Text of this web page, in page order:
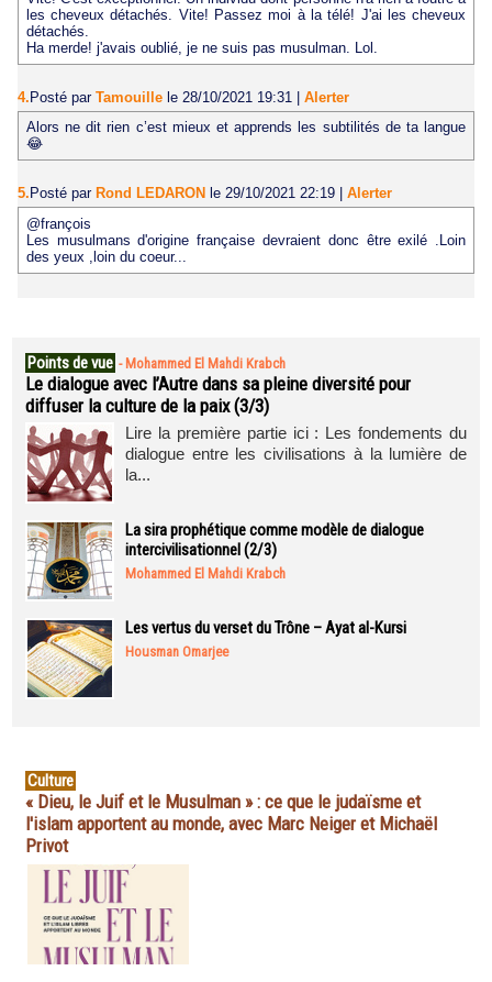
les cheveux détachés. Vite! Passez moi à la télé! J'ai les cheveux
détachés.
Ha merde! j'avais oublié, je ne suis pas musulman. Lol.
4.Posté par Tamouille le 28/10/2021 19:31 | Alerter
Alors ne dit rien c’est mieux et apprends les subtilités de ta langue
😂
5. Posté par Rond LEDARON le 29/10/2021 22:19
Alerter
@françois
Les musulmans d'origine française devraient donc être exilé .Loin
des yeux ,loin du coeur...
Points de vue - Mohammed El Mahdi Krabch
Le dialogue avec l’Autre dans sa pleine diversité pour
diffuser la culture de la paix (3/3)
Lire la première partie ici : Les fondements du
dialogue entre les civilisations à la lumière de
la...
La sira prophétique comme modèle de dialogue
intercivilisationnel (2/3)
Mohammed El Mahdi Krabch
Les vertus du verset du Trône – Ayat al-Kursi
Housman Omarjee
Culture
« Dieu, le Juif et le Musulman » : ce que le judaïsme et
l'islam apportent au monde, avec Marc Neiger et Michaël
Privot